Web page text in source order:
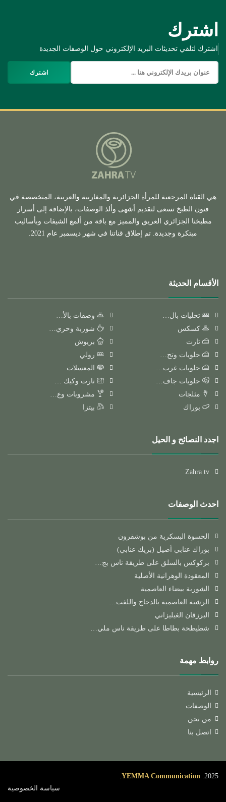
اشترك
اشترك لتلقي تحديثات البريد الإلكتروني حول الوصفات الجديدة
اشترك
هي القناة المرجعية للمرأة الجزائرية والمغاربية والعربية، المتخصصة في
فنون الطبخ تسعى لتقديم أشهى وألذ الوصفات، بالإضافة إلى أسرار
مطبخنا الجزائري العريق والمميز مع باقة من ألمع الشيفات وبأساليب
مبتكرة وجديدة. تم إطلاق قناتنا في شهر ديسمبر عام 2021.
الأقسام الحديثة
وصفات بالأ…
تحليات بال…
شوربة وحري…
كسكس
بريوش
تارت
رولي
حلويات وتح…
المعسلات
حلويات غرب…
تارت وكيك …
حلويات جاف…
مشروبات وع…
مثلجات
بيتزا
بوراك
اجدد النصائح و الحيل
Zahra tv
احدث الوصفات
الحسوة البسكرية من بوشقرون
بوراك عنابي أصيل (بريك عنابي)
بركوكس بالسلق على طريقة ناس بج…
المعقودة الوهرانية الأصلية
الشوربة بيضاء العاصمية
الرشتة العاصمية بالدجاج واللفت…
البرزقان الغيليزاني
شطيطحة بطاطا على طريقة ناس ملي…
روابط مهمة
الرئيسية
الوصفات
من نحن
اتصل بنا
2025.
YEMMA Communication
.
سياسة الخصوصية